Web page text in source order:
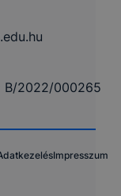
B/2022/000265
Impresszum